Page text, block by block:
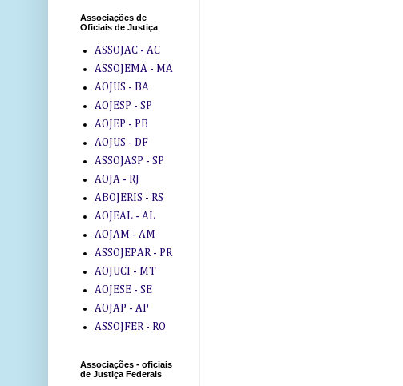
Associações de
Oficiais de Justiça
ASSOJAC - AC
ASSOJEMA - MA
AOJUS - BA
AOJESP - SP
AOJEP - PB
AOJUS - DF
ASSOJASP - SP
AOJA - RJ
ABOJERIS - RS
AOJEAL - AL
AOJAM - AM
ASSOJEPAR - PR
AOJUCI - MT
AOJESE - SE
AOJAP - AP
ASSOJFER - RO
Associações - oficiais
de Justiça Federais